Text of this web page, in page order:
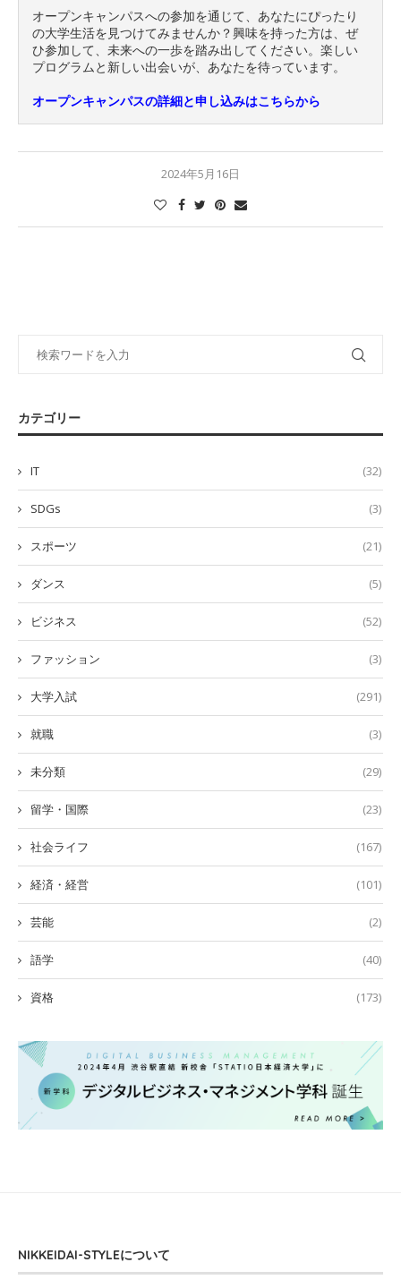
オープンキャンパスへの参加を通じて、あなたにぴったり
の大学生活を見つけてみませんか？興味を持った方は、ぜ
ひ参加して、未来への一歩を踏み出してください。楽しい
プログラムと新しい出会いが、あなたを待っています。
オープンキャンパスの詳細と申し込みはこちらから
2024年5月16日
カテゴリー
IT (32)
SDGs (3)
スポーツ (21)
ダンス (5)
ビジネス (52)
ファッション (3)
大学入試 (291)
就職 (3)
未分類 (29)
留学・国際 (23)
社会ライフ (167)
経済・経営 (101)
芸能 (2)
語学 (40)
資格 (173)
NIKKEIDAI-STYLEについて